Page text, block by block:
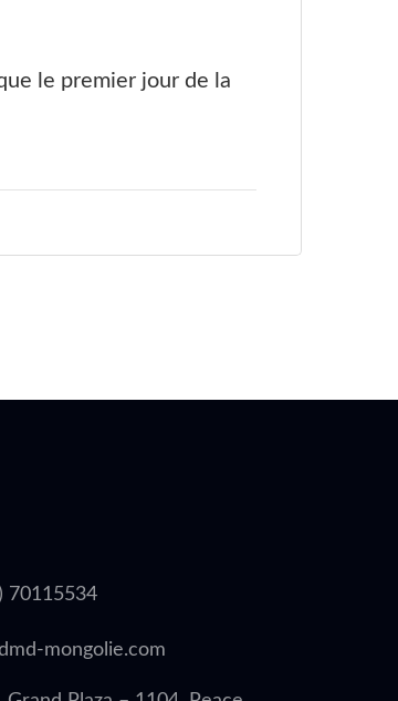
le premier jour de la
70115534
mongolie.com